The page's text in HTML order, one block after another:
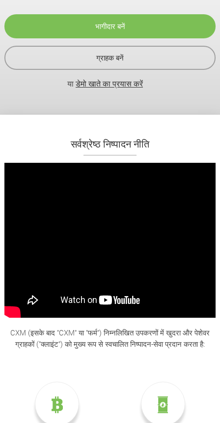
भागीदार बनें
ग्राहक बनें
याडेमो खाते का प्रयास करें
सर्वश्रेष्ठ निष्पादन नीति
CXM (इसके बाद "CXM" या "फर्म") निम्नलिखित उपकरणों में खुदरा और पेशेवर
ग्राहकों ("क्लाइंट") को मुख्य रूप से स्वचालित निष्पादन-सेवा प्रदान करता है: